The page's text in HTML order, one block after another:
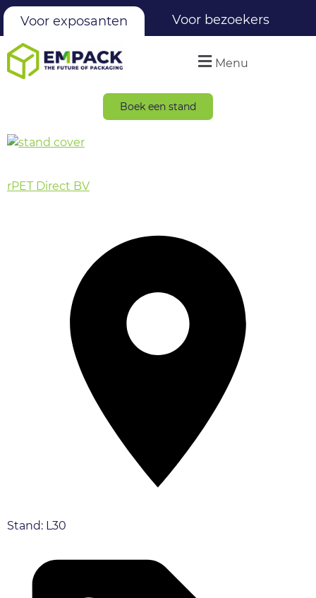
Voor exposanten Voor bezoekers
Menu
Boek een stand
rPET Direct BV
Stand: L30